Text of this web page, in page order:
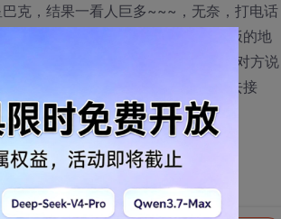
克，结果一看人巨多~~~，无奈，打电话
没有地方。于是就在鲁巷到处能吃饭的地
于是打电话，在XX饭店，4楼的，对方说
乱想，电话响，人到，在哪？我出去接